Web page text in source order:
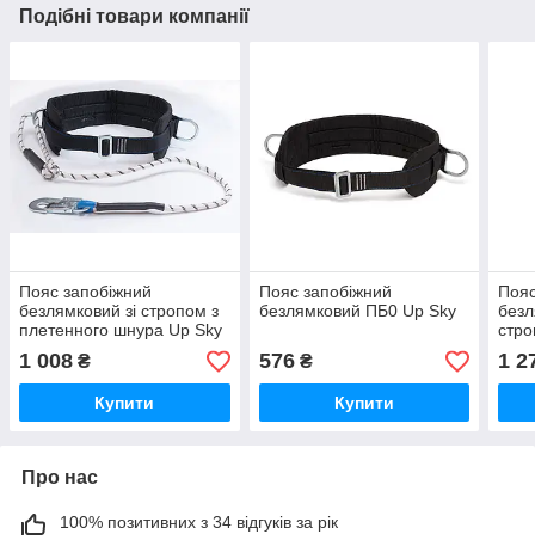
Подібні товари компанії
Пояс запобіжний
безлямковий зі стропом з
плетенного шнура Up Sky
1 008 ₴
Купити
Пояс запобіжний
безлямковий ПБ0 Up Sky
576₴
Купити
1
Про нас
100% позитивних з 34 відгуків за рік